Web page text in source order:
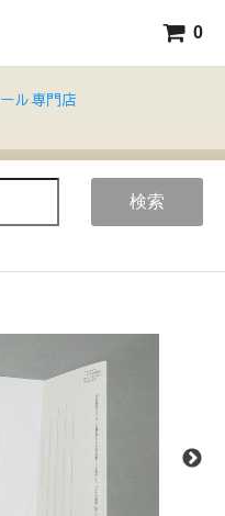
0
ル専門店
検索